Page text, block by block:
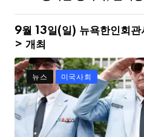
9월 13일(일) 뉴욕한인회관
> 개최
뉴스 미국사회